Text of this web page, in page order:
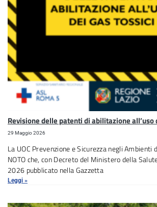
Revisione delle patenti di abilitazione all’uso
29 Maggio 2026
La UOC Prevenzione e Sicurezza negli Ambienti
NOTO che, con Decreto del Ministero della
2026 pubblicato nella Gazzetta
Leggi »